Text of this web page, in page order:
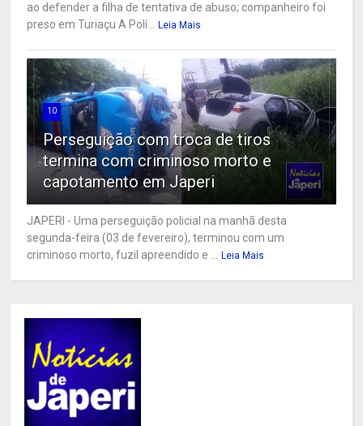
ao defender a filha de tentativa de abuso; companheiro foi
preso em Turiaçu A Polí...
Leia Mais
10
Perseguição com troca de tiros
termina com criminoso morto e
capotamento em Japeri
JAPERI - Uma perseguição policial na manhã desta
segunda-feira (03 de fevereiro), terminou com um
criminoso morto, fuzil apreendido e ...
Leia Mais